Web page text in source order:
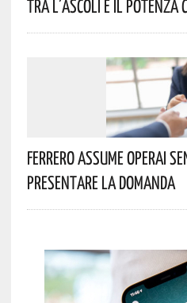
Tra L’Ascoli E Il Potenza
Ferrero Assume Operai
Presentare La Domanda